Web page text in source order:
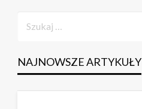
NAJNOWSZE ARTYKUŁY